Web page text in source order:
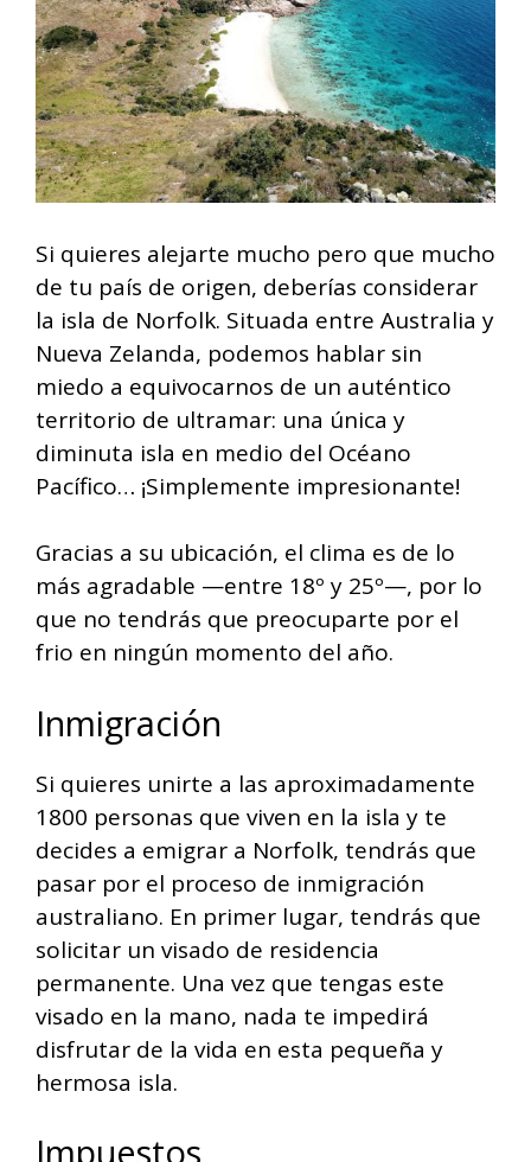
Si quieres alejarte mucho pero que mucho
de tu país de origen, deberías considerar
la isla de Norfolk. Situada entre Australia y
Nueva Zelanda, podemos hablar sin
miedo a equivocarnos de un auténtico
territorio de ultramar: una única y
diminuta isla en medio del Océano
Pacífico… ¡Simplemente impresionante!
Gracias a su ubicación, el clima es de lo
más agradable —entre 18º y 25º—, por lo
que no tendrás que preocuparte por el
frio en ningún momento del año.
Inmigración
Si quieres unirte a las aproximadamente
1800 personas que viven en la isla y te
decides a emigrar a Norfolk, tendrás que
pasar por el proceso de inmigración
australiano. En primer lugar, tendrás que
solicitar un visado de residencia
permanente. Una vez que tengas este
visado en la mano, nada te impedirá
disfrutar de la vida en esta pequeña y
hermosa isla.
Impuestos